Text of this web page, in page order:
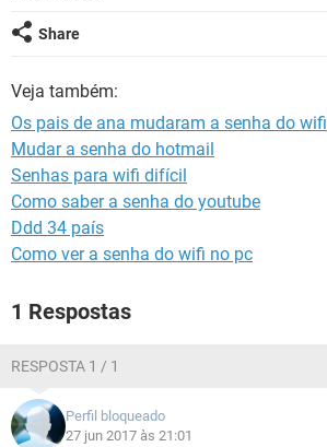
INSTAGRAM
Share
Veja também:
Os pais de ana mudaram a senha do wifi
Mudar a senha do hotmail
Senhas para wifi difícil
Como saber a senha do youtube
Ddd 34 país
Como ver a senha do wifi no pc
1 Respostas
RESPOSTA 1 / 1
Perfil bloqueado
27 jun 2017 às 21:01